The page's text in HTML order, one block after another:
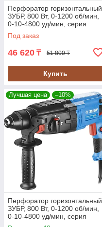
Перфоратор горизонтальный
ЗУБР, 800 Вт, 0-1200 об/мин,
0-10-4800 уд/мин, серия
"Профессионал" (ЗП-28-800
К)
Под заказ
46 620 ₸ 51 800 ₸
Купить
Лучшая цена –10%
Перфоратор горизонтальный
ЗУБР, 800 Вт, 0-1200 об/мин,
0-10-4800 уд/мин, серия
"Профессионал" (ЗП-26-800